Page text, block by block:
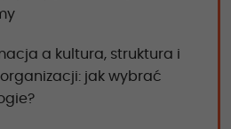
a kultura, struktura i
jak wybrać